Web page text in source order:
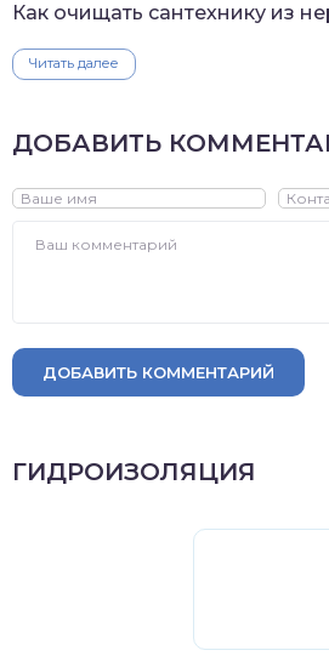
Как очищать сантехнику из
Читать далее
ДОБАВИТЬ
ДОБАВИТЬ КОММЕНТАРИЙ
ГИДРОИЗОЛЯЦИЯ